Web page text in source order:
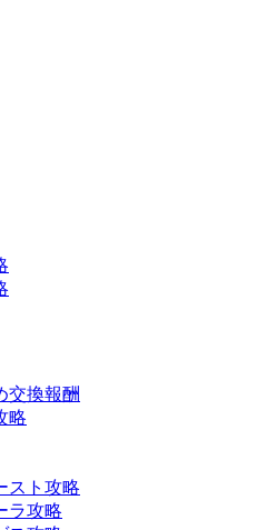
交換報酬
略
スト攻略
ラ攻略